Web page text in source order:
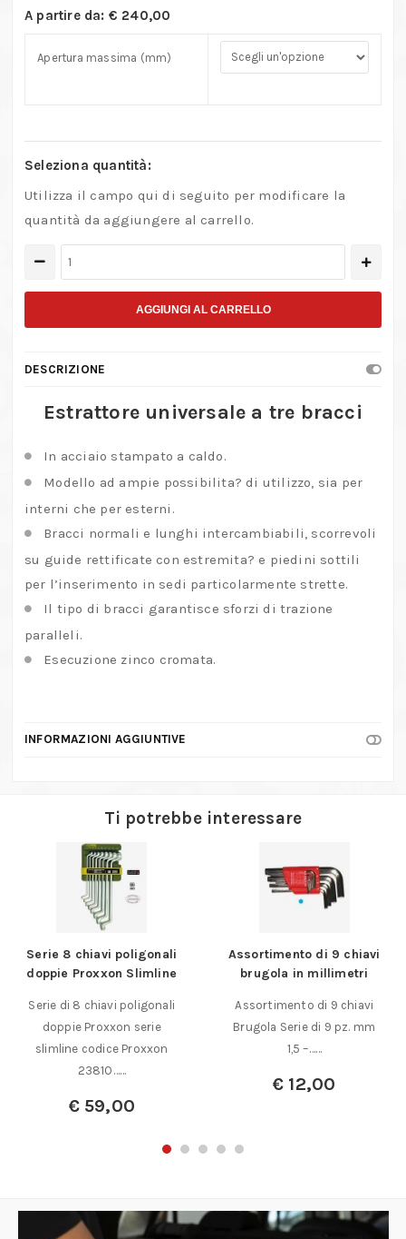
A partire da: € 240,00
Apertura massima (mm)
Seleziona quantità:
Utilizza il campo qui di seguito per modificare la
quantità da aggiungere al carrello.
Estrattore
universale
tre
quantità
AGGIUNGI AL CARRELLO
DESCRIZIONE
Estrattore universale a tre bracci
In acciaio stampato a caldo.
Modello ad ampie possibilita? di utilizzo, sia per
interni che per esterni.
Bracci normali e lunghi intercambiabili, scorrevoli
su guide rettificate con estremita? e piedini sottili
per l’inserimento in sedi particolarmente strette.
Il tipo di bracci garantisce sforzi di trazione
paralleli.
Esecuzione zinco cromata.
INFORMAZIONI AGGIUNTIVE
Ti potrebbe interessare
Serie 8 chiavi poligonali
doppie Proxxon Slimline
Serie di 8 chiavi poligonali
doppie Proxxon serie
slimline codice Proxxon
23810……
€59,00
Assortimento di 9 chiavi
brugola in millimetri
Assortimento di 9 chiavi
Brugola Serie di 9 pz. mm
1,5 –……
€ 12,00